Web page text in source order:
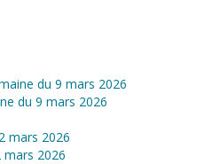
du 9 mars 2026
du 9 mars 2026
mars 2026
2026